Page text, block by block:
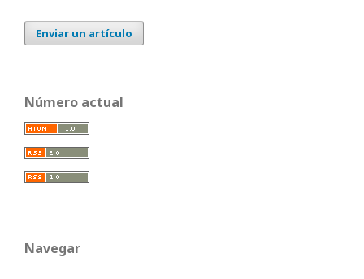
Enviar un artículo
Número actual
Navegar